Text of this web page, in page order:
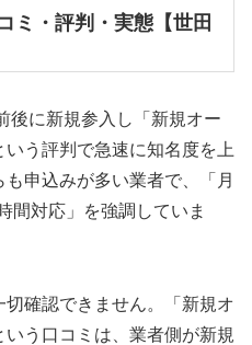
ミ・評判・実態【世田
後に新規参入し「新規オー
う評判で急速に知名度を上
申込みが多い業者で、「月
間対応」を強調していま
確認できません。「新規オ
う口コミは、業者側が新規